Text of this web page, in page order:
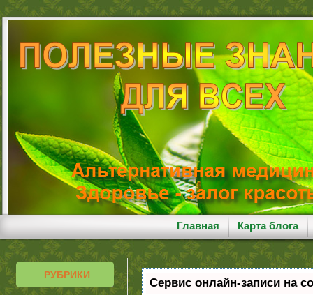
Главная Карта блога
РУБРИКИ
Сервис онлайн-записи на